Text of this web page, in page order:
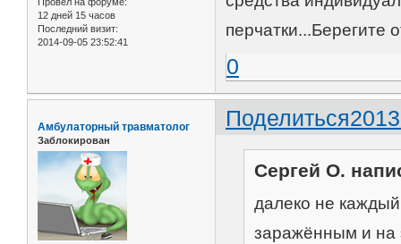
Провел на форуме:
12 дней 15 часов
Последний визит:
2014-09-05 23:52:41
перчатки...Берегите
0
Поделиться
Амбулаторный травматолог
Заблокирован
Сергей О.
далеко не
заражённым и на